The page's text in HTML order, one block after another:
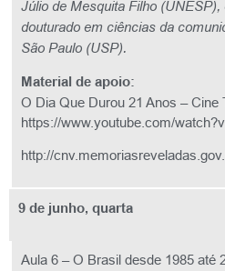
Júlio de Mesquita Filho (UNESP),
douturado em ciências da
São Paulo (USP).
Material de apoio:
O Dia Que Durou 21 Anos – Cine
https://www.youtube.com/
http://
9 de junho, quarta
Aula 6 – O Brasil desde 1985 até